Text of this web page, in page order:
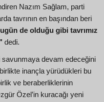
Nazım Sağlam, parti
tavrının en başından beri
de olduğu gibi tavrımız
dedi.
savunmaya devam edeceğini
inançla yürüdükleri bu
ve beraberliklerinin
Özel’in kuracağı yeni